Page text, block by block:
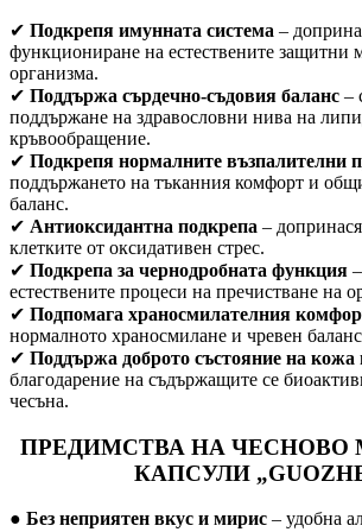
✔ Подкрепя имунната система –
функциониране на естествените защитни
организма.
✔ Поддържа сърдечно-съдовия баланс –
поддържане на здравословни нива на
кръвообращение.
✔ Подкрепя нормалните възпалителни
поддържането на тъканния комфорт и
баланс.
✔ Антиоксидантна подкрепа –
клетките от оксидативен стрес.
✔ Подкрепа за чернодробната функция
естествените процеси на пречистване на
✔ Подпомага храносмилателния
нормалното храносмилане и чревен
✔ Поддържа доброто състояние на кожа
благодарение на съдържащите се
чесъна.
ПРЕДИМСТВА НА ЧЕСНОВО
КАПСУЛИ
● Без неприятен вкус и мирис – удобна